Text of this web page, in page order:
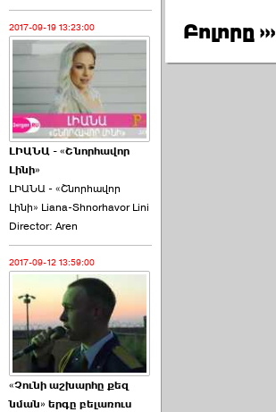
2017-09-19 13:23:00
ԼԻԱՆԱ - «Շնորհավոր
Լինի»
ԼԻԱՆԱ - «Շնորհավոր
Լինի» Liana-Shnorhavor Lini
Director: Aren
2017-09-12 13:59:00
«Չունի աշխարհը քեզ
նման» երգը բելառուս
Բոլորը ›››